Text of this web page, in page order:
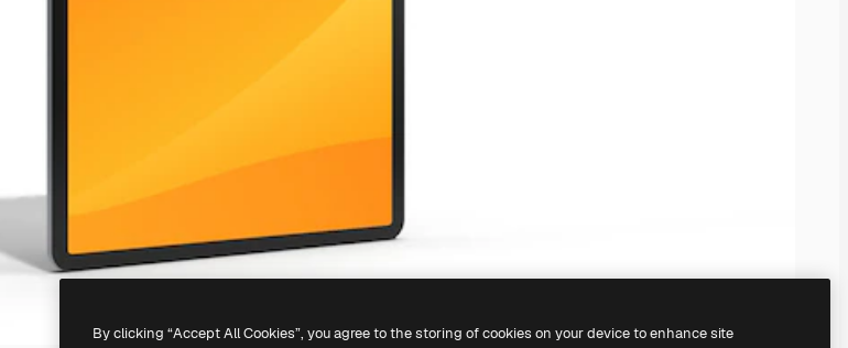
By clicking “Accept All Cookies”, you agree to the storing of cookies on your device to enhance site